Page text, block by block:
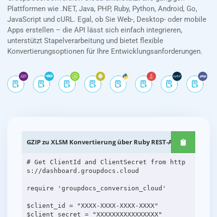
Plattformen wie .NET, Java, PHP, Ruby, Python, Android, Go,
JavaScript und cURL. Egal, ob Sie Web-, Desktop- oder mobile
Apps erstellen – die API lässt sich einfach integrieren,
unterstützt Stapelverarbeitung und bietet flexible
Konvertierungsoptionen für Ihre Entwicklungsanforderungen.
GZIP zu XLSM Konvertierung über Ruby REST-APIs
# Get ClientId and ClientSecret from http
s://dashboard.groupdocs.cloud
require 'groupdocs_conversion_cloud'
$client_id = "XXXX-XXXX-XXXX-XXXX"
$client_secret = "XXXXXXXXXXXXXXXX"